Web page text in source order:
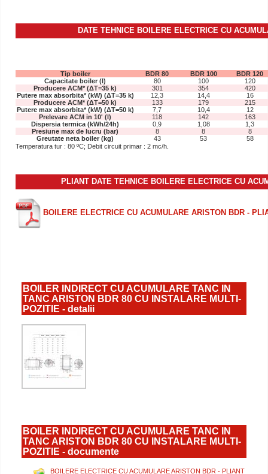
DATE TEHNICE BOILERE ELECTRICE CU
Tip boiler BDR 80 BDR 100
BDR 120
Capacitate boiler (l)
80 100
120
Producere ACM* (ΔT=35 k)
301 354
420
Putere max absorbita* (kW) (ΔT=35 k)
12,3 14,4
16
Producere ACM* (ΔT=50 k)
133 179
215
Putere max absorbita* (kW) (ΔT=50 k)
7,7 10,4
12
Prelevare ACM in 10' (l)
118 142
163
Dispersia termica (kWh/24h)
0,9 1,08
1,3
Presiune max de lucru (bar)
8 8
8
Greutate neta boiler (kg)
43 53
58
Temperatura tur : 80 ºC; Debit circuit primar : 2 mc/h.
PLIANT DATE TEHNICE BOILERE ELECTRICE CU
BOILERE ELECTRICE CU ACUMULARE ARISTON BDR -
BOILER INDIRECT CU ACUMULARE TANC IN
TANC ARISTON BDR 80 CU INSTALARE MULTI-
POZITIE - detalii
BOILER INDIRECT CU ACUMULARE TANC IN
TANC ARISTON BDR 80 CU INSTALARE MULTI-
POZITIE - documente
BOILERE ELECTRICE CU ACUMULARE ARISTON BDR - PLIANT